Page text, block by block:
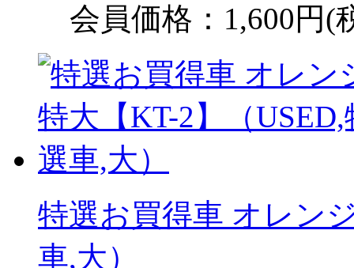
会員価格：1,600円(
特選お買得車 オレン
車,大）